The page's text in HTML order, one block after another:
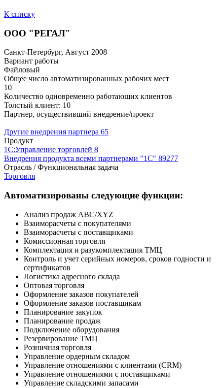
К списку
ООО "РЕГАЛ"
Санкт-Петербург, Август 2008
Вариант работы
Файловый
Общее число автоматизированных рабочих мест
10
Количество одновременно работающих клиентов
Толстый клиент: 10
Партнер, осуществивший внедрение/проект
Другие внедрения партнера 65
Продукт
1С:Управление торговлей 8
Внедрения продукта всеми партнерами "1С" 89277
Отрасль / Функциональная задача
Торговля
Автоматизированы следующие функции:
Анализ продаж ABC/XYZ
Взаиморасчеты с покупателями
Взаиморасчеты с поставщиками
Комиссионная торговля
Комплектация и разукомплектация ТМЦ
Контроль и учет серийных номеров, сроков годности и
сертификатов
Логистика адресного склада
Оптовая торговля
Оформление заказов покупателей
Оформление заказов поставщикам
Планирование закупок
Планирование продаж
Подключение оборудования
Резервирование ТМЦ
Розничная торговля
Управление ордерным складом
Управление отношениями с клиентами (CRM)
Управление отношениями с поставщиками
Управление складскими запасами